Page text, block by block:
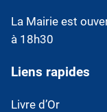
La Mairie est
à 18h30
Liens rapides
Livre d’Or